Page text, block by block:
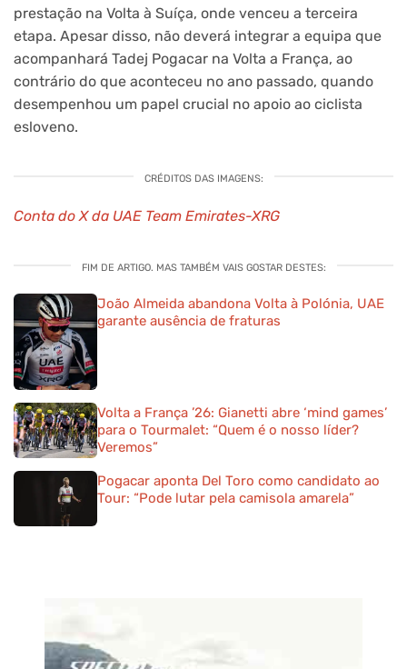
prestação na Volta à Suíça, onde venceu a terceira
etapa. Apesar disso, não deverá integrar a equipa que
acompanhará Tadej Pogacar na Volta a França, ao
contrário do que aconteceu no ano passado, quando
desempenhou um papel crucial no apoio ao ciclista
esloveno.
CRÉDITOS DAS IMAGENS:
Conta do X da UAE Team Emirates-XRG
FIM DE ARTIGO. MAS TAMBÉM VAIS GOSTAR DESTES:
João Almeida abandona Volta à Polónia, UAE
garante ausência de fraturas
Volta a França ’26: Gianetti abre ‘mind games’
para o Tourmalet: “Quem é o nosso líder?
Veremos”
Pogacar aponta Del Toro como candidato ao
Tour: “Pode lutar pela camisola amarela”